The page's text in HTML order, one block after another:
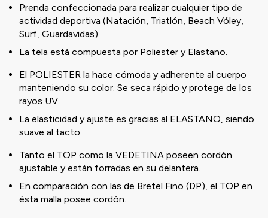
Prenda confeccionada para realizar cualquier tipo de
actividad deportiva (Natación, Triatlón, Beach Vóley,
Surf, Guardavidas).
La tela está compuesta por Poliester y Elastano.
El POLIESTER la hace cómoda y adherente al cuerpo
manteniendo su color. Se seca rápido y protege de los
rayos UV.
La elasticidad y ajuste es gracias al ELASTANO, siendo
suave al tacto.
Tanto el TOP como la VEDETINA poseen cordón
ajustable y están forradas en su delantera.
En comparación con las de Bretel Fino (DP), el TOP en
ésta malla posee cordón.